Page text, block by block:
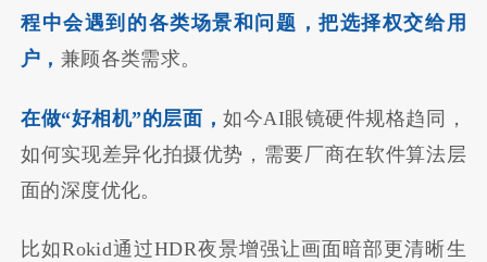
程中会遇到的各类场景和问题，把选择权交给用
户， 兼顾各类需求。
在做“好相机”的层面，如今AI眼镜硬件规格趋同，
如何实现差异化拍摄优势，需要厂商在软件算法层
面的深度优化。
比如Rokid通过HDR夜景增强让画面暗部更清晰生